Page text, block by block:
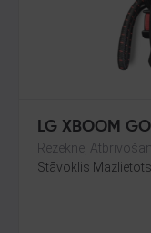
LG XBOOM
Rēzekne,
Stāvoklis